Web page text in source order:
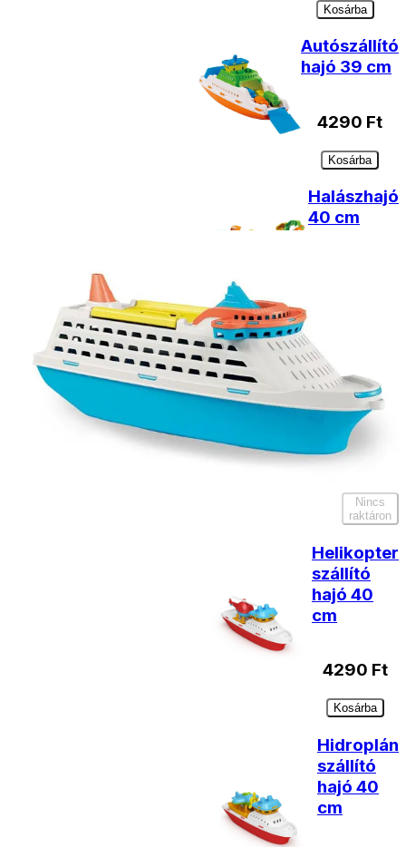
Kosárba
Autószállító
hajó 39 cm
4290 Ft
Kosárba
Halászhajó
40 cm
42 cm
4290
Ft
Nincs
raktáron
Helikopter
szállító
hajó 40
cm
4290 Ft
Kosárba
Hidroplán
szállító
hajó 40
cm